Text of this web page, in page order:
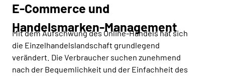
E-Commerce und
Handelsmarken-Management
Mit dem Aufschwung des Online-Handels hat sich
die Einzelhandelslandschaft grundlegend
verändert. Die Verbraucher suchen zunehmend
nach der Bequemlichkeit und der Einfachheit des